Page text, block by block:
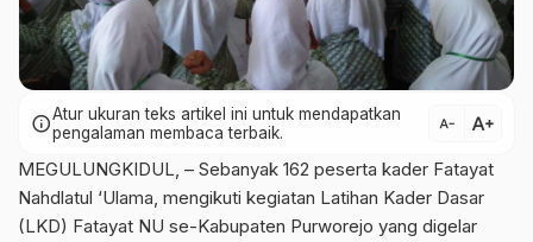
infoAtur ukuran teks artikel ini untuk mendapatkan
pengalaman membaca terbaik.
text_decrease text_increase
MEGULUNGKIDUL, – Sebanyak 162 peserta kader Fatayat
Nahdlatul ‘Ulama, mengikuti kegiatan Latihan Kader Dasar
(LKD) Fatayat NU se-Kabupaten Purworejo yang digelar